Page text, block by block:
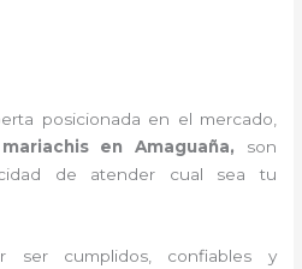
posicionada en el mercado,
mariachis en Amaguaña, son
de atender cual sea tu
ser cumplidos, confiables y